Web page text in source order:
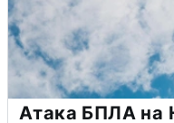
Атака БПЛА на